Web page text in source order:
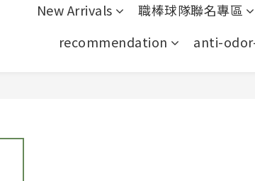
New Arrivals
職棒球隊聯名專區
recommendation
anti-